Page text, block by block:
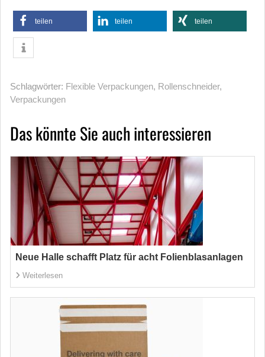
teilen teilen teilen
Schlagwörter: Flexible Verpackungen, Rollenschneider,
Verpackungen
Das könnte Sie auch interessieren
Neue Halle schafft Platz für acht Folienblasanlagen
Weiterlesen